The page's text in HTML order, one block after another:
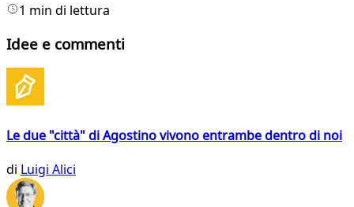
1 min di lettura
Idee e commenti
Le due "città" di Agostino vivono entrambe dentro di noi
di Luigi Alici